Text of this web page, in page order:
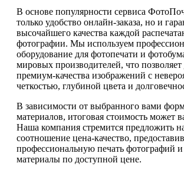
В основе популярности сервиса
только удобство онлайн-заказа, но и
высочайшего качества каждой
фотографии. Мы используем
оборудование для фотопечати и
мировых производителей, что позволяет
премиум-качества изображений с
четкостью, глубиной цвета и
В зависимости от выбранного вами
материалов, итоговая стоимость может
Наша компания стремится предложить
соотношение цена-качество, предоставив
профессиональную печать фотографий и
материалы по доступной цене.